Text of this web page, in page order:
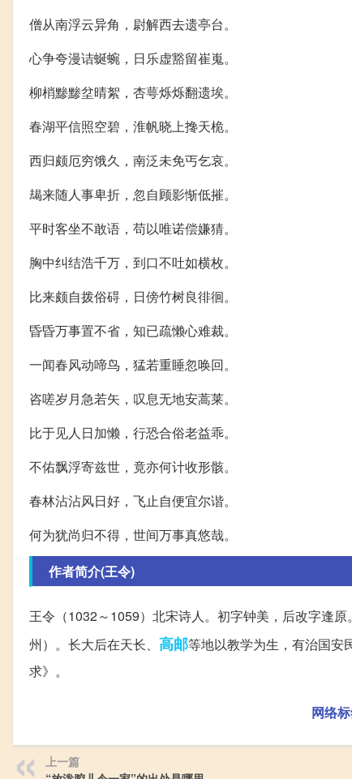
僧从南浮云异角，尉解西去遗亭台。
心争夸漫诘蜒蜿，日乐虚豁留崔嵬。
柳梢黪黪坌晴絮，杏萼烁烁翻遗埃。
春湖平信照空碧，淮帆晓上搀天桅。
西归颇厄穷饿久，南泛未免丐乞哀。
朅来随人事卑折，忽自顾影惭低摧。
平时客坐不敢语，苟以唯诺偿嫌猜。
胸中纠结浩千万，到口不吐如横枚。
比来颇自拨俗碍，日傍竹树良徘徊。
昏昏万事置不省，知已疏懒心难裁。
一闻春风动啼鸟，猛若重睡忽唤回。
咨嗟岁月急若矢，叹息无地安蒿莱。
比于见人日加懒，行恐合俗老益乖。
不佑飘浮寄兹世，竟亦何计收形骸。
春林沾沾风日好，飞止自便宜尔谐。
何为犹尚归不得，世间万事真悠哉。
作者简介(王令)
王令（1032～1059）北宋诗人。初字钟美，后改字逢
州）。长大后在天长、 高邮等地以教学为生，有治国安
求》。
网络标
上一篇